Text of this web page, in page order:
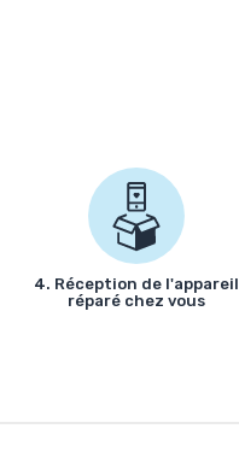
4. Réception de l'appareil
réparé chez vous